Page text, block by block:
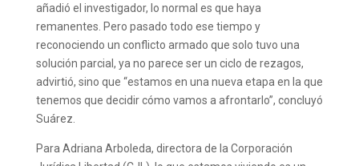
añadió el investigador, lo normal es que haya
remanentes. Pero pasado todo ese tiempo y
reconociendo un conflicto armado que solo tuvo una
solución parcial, ya no parece ser un ciclo de rezagos,
advirtió, sino que “estamos en una nueva etapa en la que
tenemos que decidir cómo vamos a afrontarlo”, concluyó
Suárez.
Para Adriana Arboleda, directora de la Corporación